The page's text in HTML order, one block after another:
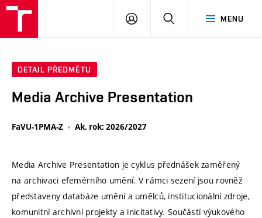
MENU
PŘIHLÁSIT
DETAIL PŘEDMĚTU
Media Archive Presentation
FaVU-1PMA-Z Ak. rok: 2026/2027
Media Archive Presentation je cyklus přednášek zaměřený
na archivaci efemérního umění. V rámci sezení jsou rovněž
představeny databáze umění a umělců, institucionální zdroje,
komunitní archivní projekty a inicitativy. Součástí výukového